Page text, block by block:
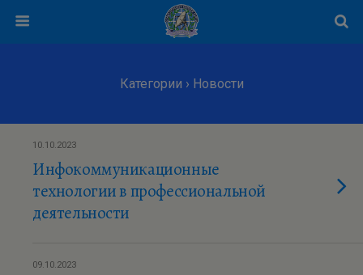
Категории › Новости
10.10.2023
Инфокоммуникационные
технологии в профессиональной
деятельности
09.10.2023